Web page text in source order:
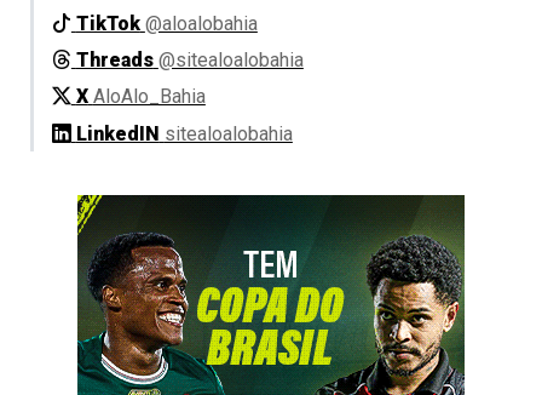
TikTok @aloalobahia
Threads @sitealoalobahia
X AloAlo_Bahia
LinkedIN sitealoalobahia